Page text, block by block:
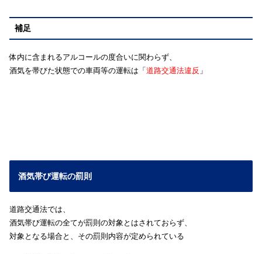
補足
体内に含まれるアルコールの度合いに関わらず、
酒気を帯びた状態での車両等の運転は「 道路交通法違反 」
酒気帯び運転の罰則
道路交通法では、
酒気帯び運転の全てが罰則の対象とはされておらず、
対象となる場合と、その罰則内容が定められている